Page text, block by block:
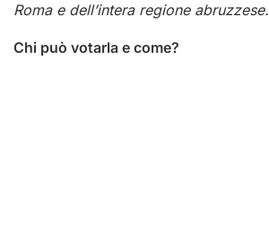
Roma e dell’intera regione abruzzese.
Chi può votarla e come?